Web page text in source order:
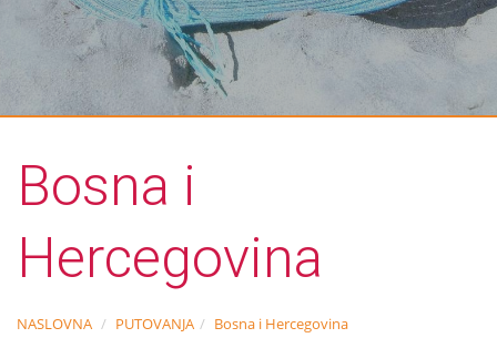
Bosna i
Hercegovina
NASLOVNA PUTOVANJA Bosna i Hercegovina